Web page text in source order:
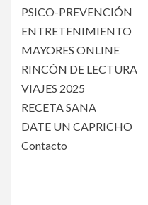
PSICO-PREVENCIÓN
ENTRETENIMIENTO
MAYORES ONLINE
RINCÓN DE LECTURA
VIAJES 2025
RECETA SANA
DATE UN CAPRICHO
Contacto